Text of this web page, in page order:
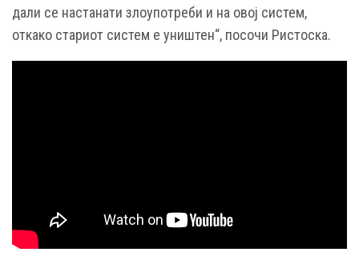
дали се настанати злоупотреби и на овој систем,
откако стариот систем е уништен“, посочи Ристоска.